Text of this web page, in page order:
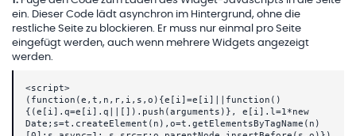
ein. Dieser Code lädt asynchron im Hintergrund, ohne die
restliche Seite zu blockieren. Er muss nur einmal pro Seite
eingefügt werden, auch wenn mehrere Widgets angezeigt
werden.
<script>
(function(e,t,n,r,i,s,o){e[i]=e[i]||function()
{(e[i].q=e[i].q||[]).push(arguments)}, e[i].l=1*new
Date;s=t.createElement(n),o=t.getElementsByTagName(n)